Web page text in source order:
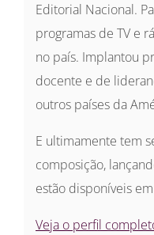
Editorial Nacional.
programas de TV e
no país. Implantou
docente e de
outros países da
E ultimamente tem
composição,
estão disponíveis
Veja o perfil